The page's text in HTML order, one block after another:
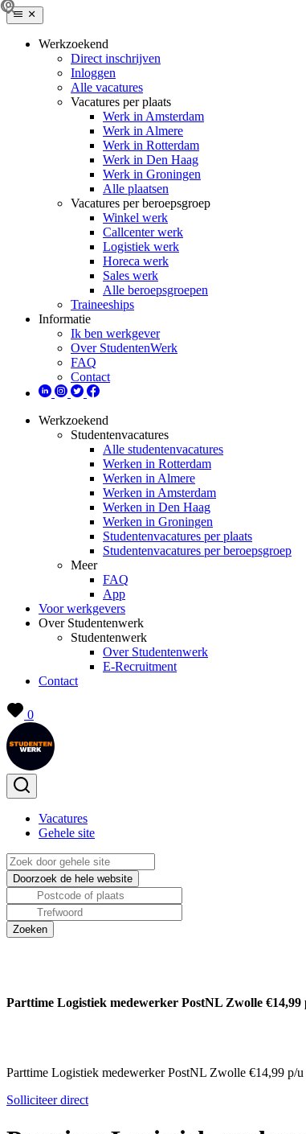
Werkzoekend
Direct inschrijven
Inloggen
Alle vacatures
Vacatures per plaats
Werk in Amsterdam
Werk in Almere
Werk in Rotterdam
Werk in Den Haag
Werk in Groningen
Alle plaatsen
Vacatures per beroepsgroep
Winkel werk
Callcenter werk
Logistiek werk
Horeca werk
Sales werk
Alle beroepsgroepen
Traineeships
Informatie
Ik ben werkgever
Over StudentenWerk
FAQ
Contact
Werkzoekend
Studentenvacatures
Alle studentenvacatures
Werken in Rotterdam
Werken in Almere
Werken in Amsterdam
Werken in Den Haag
Werken in Groningen
Studentenvacatures per plaats
Studentenvacatures per beroepsgroep
Meer
FAQ
App
Voor werkgevers
Over Studentenwerk
Studentenwerk
Over Studentenwerk
E-Recruitment
Contact
0
Vacatures
Gehele site
Parttime Logistiek medewerker PostNL Zwolle €14,99
Parttime Logistiek medewerker PostNL Zwolle €14,99 p/u
Solliciteer direct